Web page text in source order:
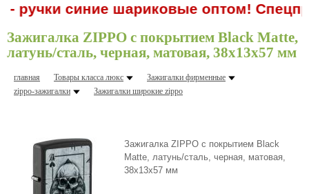
ручки синие шариковые оптом!
Зажигалка ZIPPO с покрытием Black Matte,
латунь/сталь, черная, матовая, 38x13x57 мм
главная Товары класса люкс
Зажигалки фирменные
zippo-зажигалки
Зажигалки шиpокие zippo
Зажигалка ZIPPO с покрытием Black
Matte, латунь/сталь, черная, матовая,
38x13x57 мм